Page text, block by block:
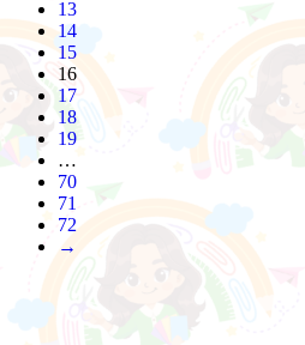
13
14
15
16
17
18
19
…
70
71
72
→